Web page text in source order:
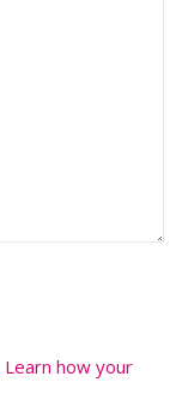
Learn how your